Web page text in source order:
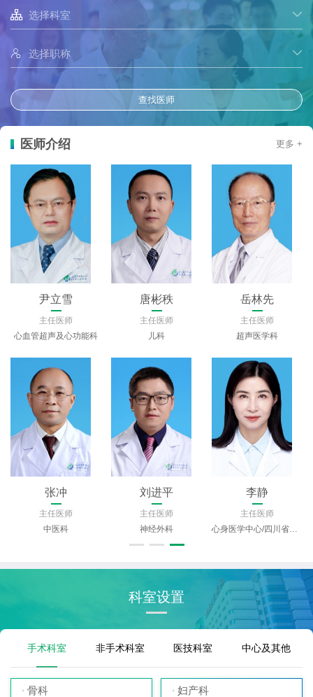


查找医师
医师介绍 更多 +
尹立雪
主任医师
心血管超声及心功能科
唐彬秩
主任医师
儿科
岳林先
主任医师
超声医学科
张冲
主任医师
中医科
刘进平
主任医师
神经外科
李静
主任医师
心身医学中心/四川省精神医学中心
科室设置
手术科室 非手术科室 医技科室 中心及其他
骨科 妇产科